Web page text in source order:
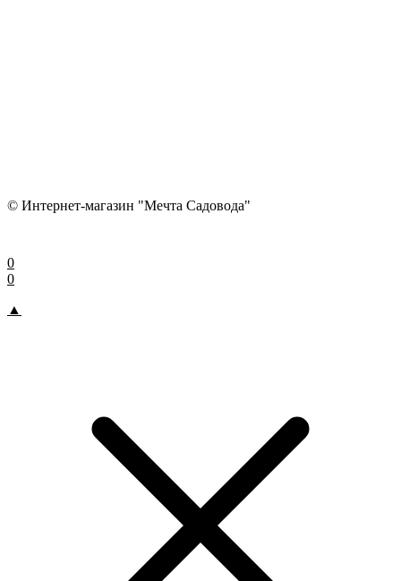
© Интернет-магазин "Мечта Садовода"
0
0
▲